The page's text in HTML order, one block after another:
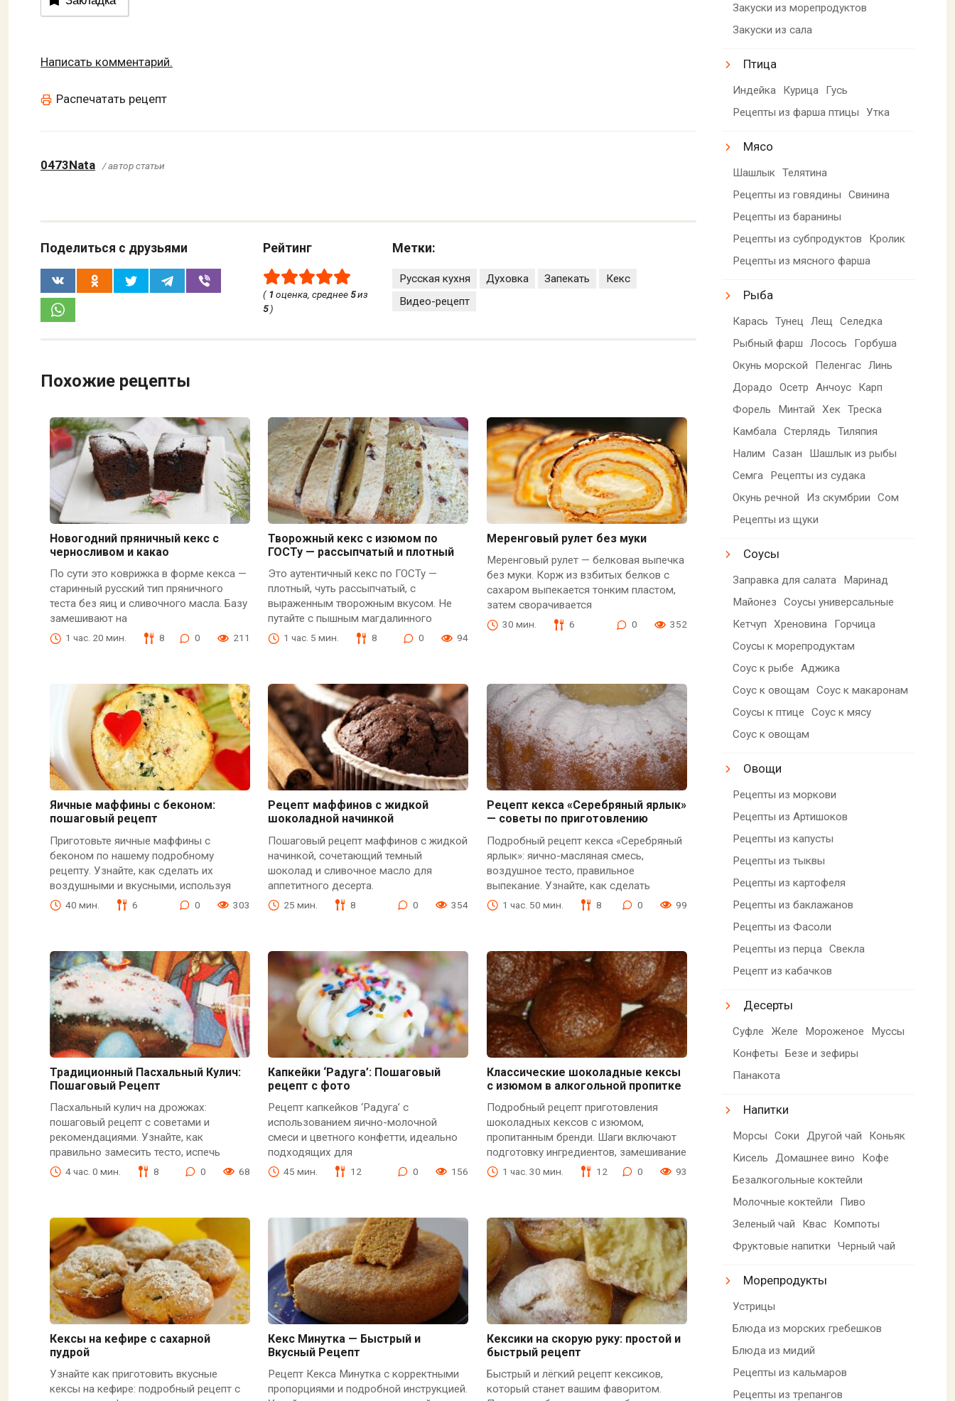
Написать комментарий.
Распечатать рецепт
0473Nata / автор статьи
Поделиться с друзьями Рейтинг
( 1оценка, среднее5из
5)
Метки:
Русская кухня Духовка Запекать
Кекс
Видео-рецепт
Похожие рецепты
Новогодний пряничный кекс с
черносливом и какао
По сути это коврижка в форме кекса —
старинный русский тип пряничного
теста без яиц и сливочного масла. Базу
замешивают на
1 час. 20 мин. 8 0 211
Творожный кекс с изюмом по
ГОСТу — рассыпчатый и плотный
Это аутентичный кекс по ГОСТу —
плотный, чуть рассыпчатый, с
выраженным творожным вкусом. Не
путайте с пышным магдалинного
1 час. 5 мин. 8 0 94
Меренговый рулет без муки
Меренговый рулет — белковая выпечка
без муки. Корж из взбитых белков с
сахаром выпекается тонким пластом,
затем сворачивается
30 мин. 6 0 352
Яичные маффины с беконом:
пошаговый рецепт
Приготовьте яичные маффины с
беконом по нашему подробному
рецепту. Узнайте, как сделать их
воздушными и вкусными, используя
40 мин. 6 0 303
Рецепт маффинов с жидкой
шоколадной начинкой
Пошаговый рецепт маффинов с жидкой
начинкой, сочетающий темный
шоколад и сливочное масло для
аппетитного десерта.
25 мин. 8 0 354
Рецепт кекса «Серебряный ярлык»
— советы по приготовлению
Подробный рецепт кекса «Серебряный
ярлык»: яично-масляная смесь,
воздушное тесто, правильное
выпекание. Узнайте, как сделать
1 час. 50 мин. 8 0 99
Традиционный Пасхальный Кулич:
Пошаговый Рецепт
Пасхальный кулич на дрожжах:
пошаговый рецепт с советами и
рекомендациями. Узнайте, как
правильно замесить тесто, испечь
4 час. 0 мин. 8 0 68
Капкейки ‘Радуга’: Пошаговый
рецепт с фото
Рецепт капкейков ‘Радуга’ с
использованием яично-молочной
смеси и цветного конфетти, идеально
подходящих для
45 мин. 12 0 156
Классические шоколадные кексы
с изюмом в алкогольной пропитке
Подробный рецепт приготовления
шоколадных кексов с изюмом,
пропитанным бренди. Шаги включают
подготовку ингредиентов, замешивание
1 час. 30 мин. 12 0 93
Кексы на кефире с сахарной
пудрой
Узнайте как приготовить вкусные
кексы на кефире: подробный рецепт с
Кекс Минутка — Быстрый и
Вкусный Рецепт
Рецепт Кекса Минутка с корректными
пропорциями и подробной инструкцией.
Кексики на скорую руку: простой и
быстрый рецепт
Быстрый и лёгкий рецепт кексиков,
который станет вашим фаворитом.
Закуски из морепродуктов
Закуски из сала
Птица
Индейка Курица
Гусь
Рецепты из фарша птицы
Утка
Мясо
Шашлык Телятина
Рецепты из говядины
Свинина
Рецепты из баранины
Рецепты из субпродуктов
Кролик
Рецепты из мясного фарша
Рыба
Карась Тунец Лещ
Селедка
Рыбный фарш
Лосось
Горбуша
Окунь морской
Пеленгас Линь
Дорадо
Осетр Анчоус
Карп
Форель
Минтай Хек Треска
Камбала Стерлядь
Тиляпия
Налим
Сазан
Шашлык из рыбы
Семга
Рецепты из судака
Окунь речной
Из скумбрии
Сом
Рецепты из щуки
Соусы
Заправка для салата
Маринад
Майонез
Соусы универсальные
Кетчуп
Хреновина
Горчица
Соусы к морепродуктам
Соус к рыбе
Аджика
Соус к овощам
Соус к макаронам
Соусы к птице
Соус к мясу
Соус к овощам
Овощи
Рецепты из моркови
Рецепты из Артишоков
Рецепты из капусты
Рецепты из тыквы
Рецепты из картофеля
Рецепты из баклажанов
Рецепты из Фасоли
Рецепты из перца Свекла
Рецепт из кабачков
Десерты
Суфле Желе Мороженое
Муссы
Конфеты
Безе и зефиры
Панакота
Напитки
Морсы Соки Другой чай
Коньяк
Кисель
Домашнее вино
Кофе
Безалкогольные коктейли
Молочные коктейли
Пиво
Зеленый чай
Квас
Компоты
Фруктовые напитки
Черный чай
Морепродукты
Устрицы
Блюда из морских гребешков
Блюда из мидий
Рецепты из кальмаров
Рецепты из трепангов